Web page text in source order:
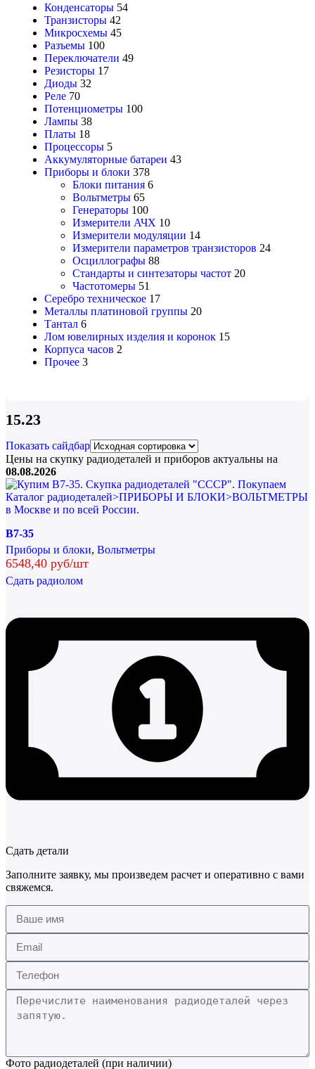
Конденсаторы 54
Транзисторы 42
Микросхемы 45
Разъемы 100
Переключатели 49
Резисторы 17
Диоды 32
Реле 70
Потенциометры 100
Лампы 38
Платы 18
Процессоры 5
Аккумуляторные батареи 43
Приборы и блоки 378
Блоки питания 6
Вольтметры 65
Генераторы 100
Измерители АЧХ 10
Измерители модуляции 14
Измерители параметров транзисторов 24
Осциллографы 88
Стандарты и синтезаторы частот 20
Частотомеры 51
Серебро техническое 17
Металлы платиновой группы 20
Тантал 6
Лом ювелирных изделия и коронок 15
Корпуса часов 2
Прочее 3
15.23
Показать сайдбар
Цены на скупку радиодеталей и приборов актуальны на
08.08.2026
В7-35
Приборы и блоки, Вольтметры
6548,40 руб/шт
Сдать радиолом
Сдать детали
Заполните заявку, мы произведем расчет и оперативно с вами
свяжемся.
Фото радиодеталей (при наличии)